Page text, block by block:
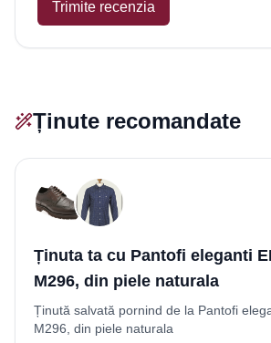
Trimite recenzia
Ținute recomandate
Ținuta ta cu Pantofi eleganti
M296, din piele naturala
Ținută salvată pornind de la Pantofi
M296, din piele naturala